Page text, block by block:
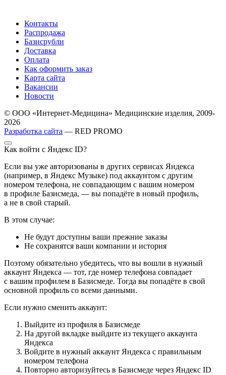
Контакты
Распродажа
Базисрубли
Доставка
Оплата
Как оформить заказ
Карта сайта
Вакансии
Новости
© ООО «Интернет-Медицина» Медицинские изделия, 2009-
2026
Разработка сайта — RED PROMO
Как войти с Яндекс ID?
Если вы уже авторизованы в других сервисах Яндекса
(например, в Яндекс Музыке) под аккаунтом с другим
номером телефона, не совпадающим с вашим номером
в профиле Базисмеда, — вы попадёте в новый профиль,
а не в свой старый.
В этом случае:
Не будут доступны ваши прежние заказы
Не сохранятся ваши компании и история
Поэтому обязательно убедитесь, что вы вошли в нужный
аккаунт Яндекса — тот, где номер телефона совпадает
с вашим профилем в Базисмеде. Тогда вы попадёте в свой
основной профиль со всеми данными.
Если нужно сменить аккаунт:
Выйдите из профиля в Базисмеде
На другой вкладке выйдите из текущего аккаунта
Яндекса
Войдите в нужный аккаунт Яндекса с правильным
номером телефона
Повторно авторизуйтесь в Базисмеде через Яндекс ID